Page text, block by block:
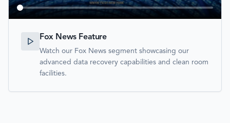
Fox News Feature
Watch our Fox News segment showcasing our
advanced data recovery capabilities and clean room
facilities.